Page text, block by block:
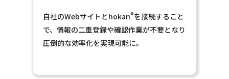
自社のWebサイトとhokan®を接続すること
で、情報の二重登録や確認作業が不要となり
圧倒的な効率化を実現可能に。